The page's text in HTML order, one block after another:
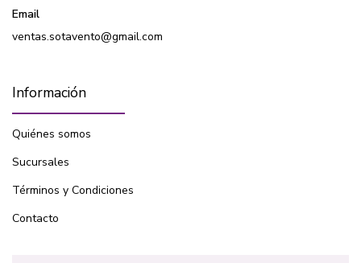
Email
ventas.sotavento@gmail.com
Información
Quiénes somos
Sucursales
Términos y Condiciones
Contacto